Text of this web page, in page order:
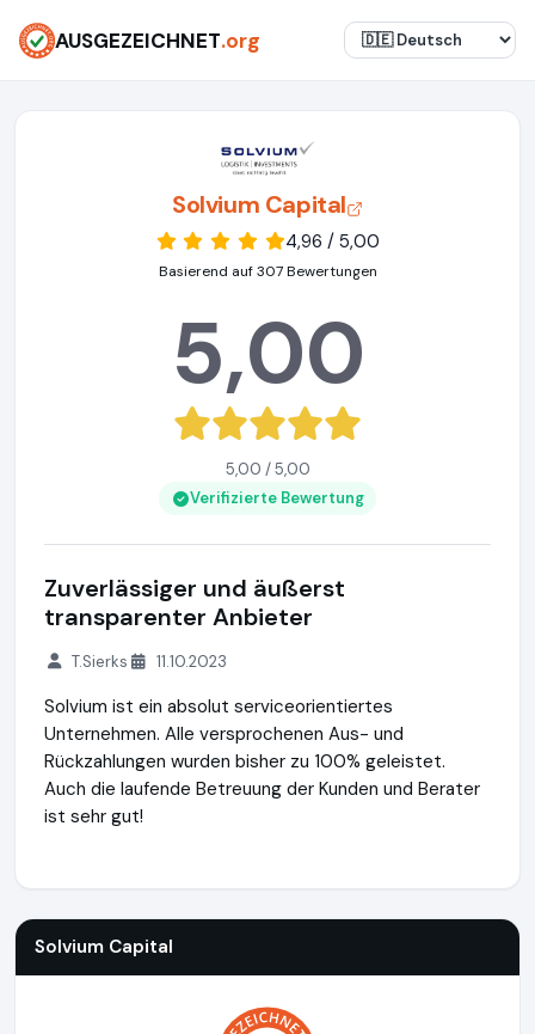
AUSGEZEICHNET.org
Solvium Capital
4,96 / 5,00
Basierend auf 307 Bewertungen
5,00
5,00 / 5,00
Verifizierte Bewertung
Zuverlässiger und äußerst
transparenter Anbieter
T.Sierks 11.10.2023
Solvium ist ein absolut serviceorientiertes
Unternehmen. Alle versprochenen Aus- und
Rückzahlungen wurden bisher zu 100% geleistet.
Auch die laufende Betreuung der Kunden und Berater
ist sehr gut!
Solvium Capital